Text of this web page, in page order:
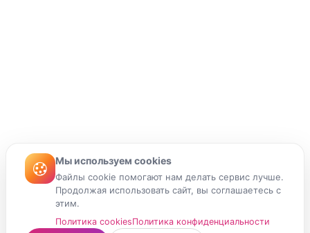
Мы используем cookies
Файлы cookie помогают нам делать сервис лучше.
Продолжая использовать сайт, вы соглашаетесь с
этим.
Политика cookiesПолитика конфиденциальности